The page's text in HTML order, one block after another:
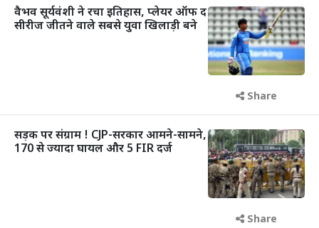
वैभव सूर्यवंशी ने रचा इतिहास, प्लेयर ऑफ द
सीरीज जीतने वाले सबसे युवा खिलाड़ी बने
Share
सड़क पर संग्राम ! CJP-सरकार आमने-सामने,
170 से ज्यादा घायल और 5 FIR दर्ज
Share